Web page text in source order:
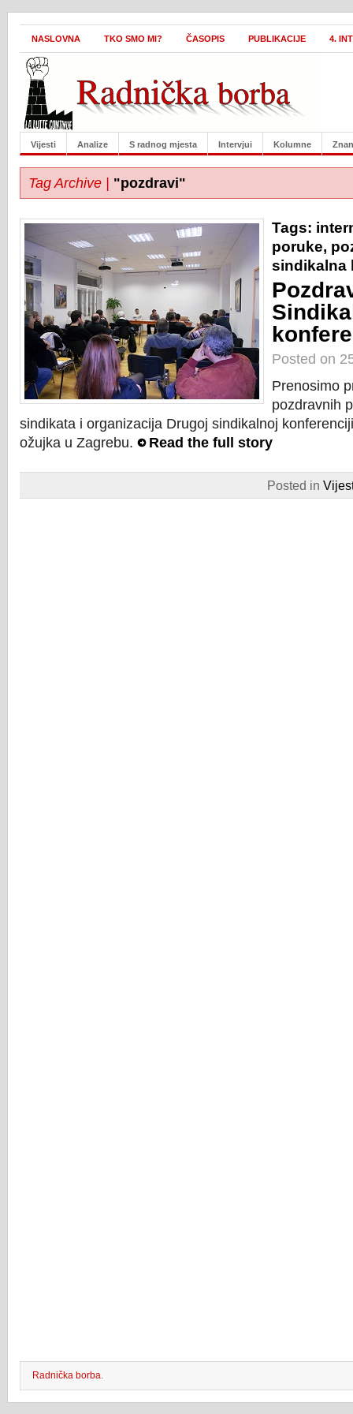
NASLOVNA TKO SMO MI? ČASOPIS PUBLIKACIJE 4.
Vijesti Analize S radnog mjesta Intervjui Kolumne
Tag Archive | "pozdravi"
Tags:
poruke,
sindikalna
Posted on
Prenosimo
pozdravnih
sindikata i organizacija Drugoj sindikalnoj
ožujka u Zagrebu.
Read the full story
Posted in
Radnička borba.